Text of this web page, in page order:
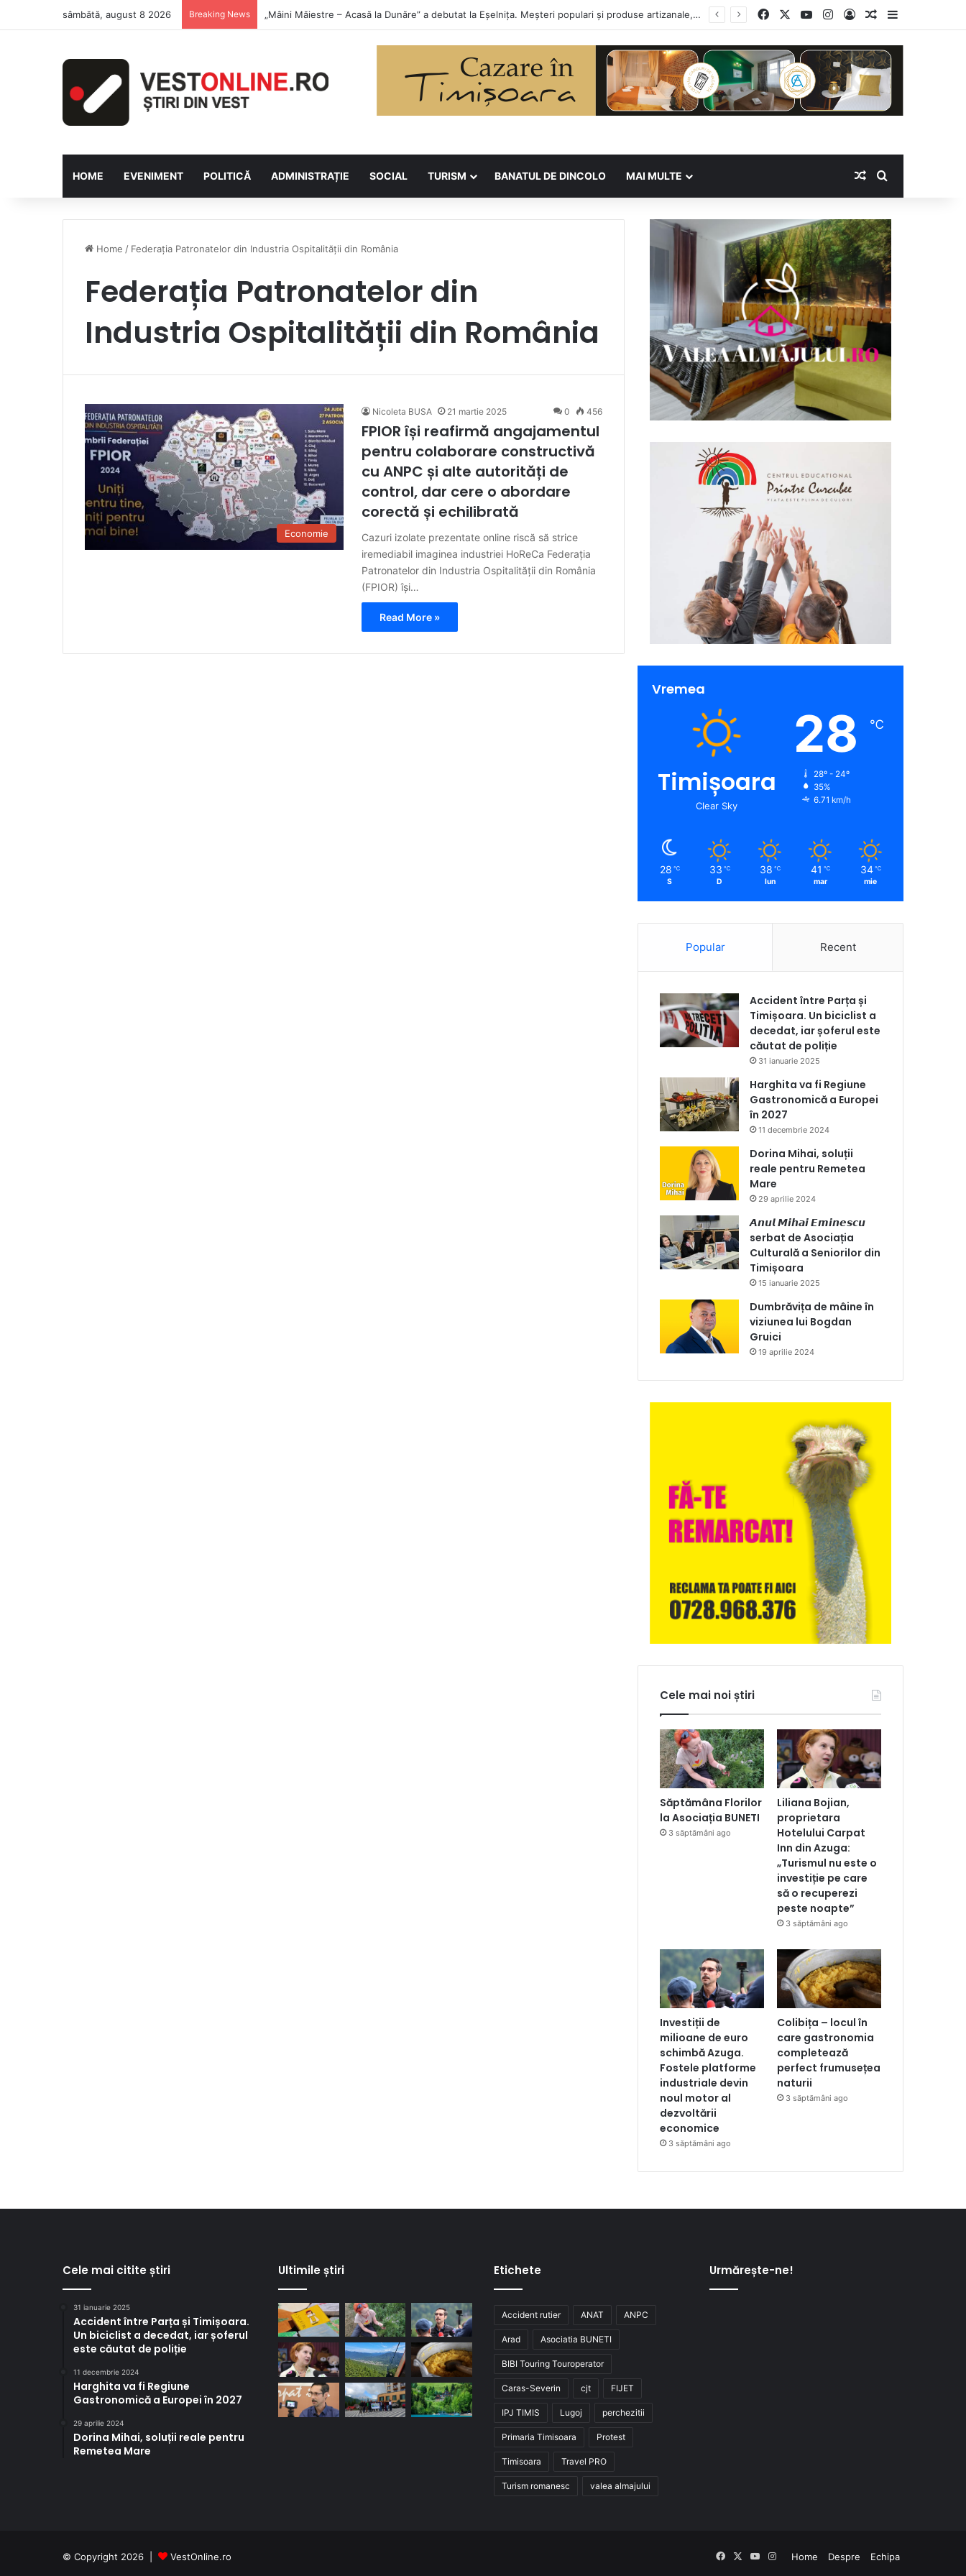
sâmbătă, august 8 2026 Breaking News Săptămâna Florilor la Asociația BUNETI Facebook YouTubeInstagram
Log InRandom Article
HOME EVENIMENT POLITICĂ ADMINISTRAȚIE SOCIAL TURISM BANATUL DE DINCOLO MAI MULTE Random Article
Home / Federația Patronatelor din Industria Ospitalității din România
Federația Patronatelor din
Industria Ospitalității din România
Economie
Nicoleta BUSA 21 martie 2025 0 456
FPIOR își reafirmă angajamentul
pentru colaborare constructivă
cu ANPC și alte autorități de
control, dar cere o abordare
corectă și echilibrată
Cazuri izolate prezentate online riscă să strice
iremediabil imaginea industriei HoReCa Federația
Patronatelor din Industria Ospitalității din România
(FPIOR) își…
Read More »
Vremea
Timișoara
Clear Sky
28 ℃
28º - 24º
35%
6.71 km/h
28 ℃
S
33 ℃
D
38 ℃
lun
41 ℃
mar
34 ℃
mie
Popular Recent
Accident între Parța și
Timișoara. Un biciclist a
decedat, iar șoferul este
căutat de poliție
31 ianuarie 2025
Harghita va fi Regiune
Gastronomică a Europei
în 2027
11 decembrie 2024
Dorina Mihai, soluții
reale pentru Remetea
Mare
29 aprilie 2024
𝘼𝙣𝙪𝙡 𝙈𝙞𝙝𝙖𝙞 𝙀𝙢𝙞𝙣𝙚𝙨𝙘𝙪
serbat de Asociația
Culturală a Seniorilor din
Timișoara
15 ianuarie 2025
Dumbrăvița de mâine în
viziunea lui Bogdan
Gruici
19 aprilie 2024
Cele mai noi știri
Săptămâna Florilor
la Asociația BUNETI
3 săptămâni ago
Liliana Bojian,
proprietara
Hotelului Carpat
Inn din Azuga:
„Turismul nu este o
investiție pe care
să o recuperezi
peste noapte”
3 săptămâni ago
Investiții de
milioane de euro
schimbă Azuga.
Fostele platforme
industriale devin
noul motor al
dezvoltării
economice
3 săptămâni ago
Colibița – locul în
care gastronomia
completează
perfect frumusețea
naturii
3 săptămâni ago
Cele mai citite știri
31 ianuarie 2025
Accident între Parța și Timișoara.
Un biciclist a decedat, iar șoferul
este căutat de poliție
11 decembrie 2024
Harghita va fi Regiune
Gastronomică a Europei în 2027
29 aprilie 2024
Dorina Mihai, soluții reale pentru
Remetea Mare
Ultimile știri Etichete
Accident rutier ANAT ANPC
Arad Asociatia BUNETI
BIBI Touring Touroperator
Caras-Severin cjt FIJET
IPJ TIMIS Lugoj perchezitii
Primaria Timisoara Protest
Timisoara Travel PRO
Turism romanesc valea almajului
Urmărește-ne!
© Copyright 2026 | VestOnline.ro Home Despre Echipa
FacebookYouTube
Instagram